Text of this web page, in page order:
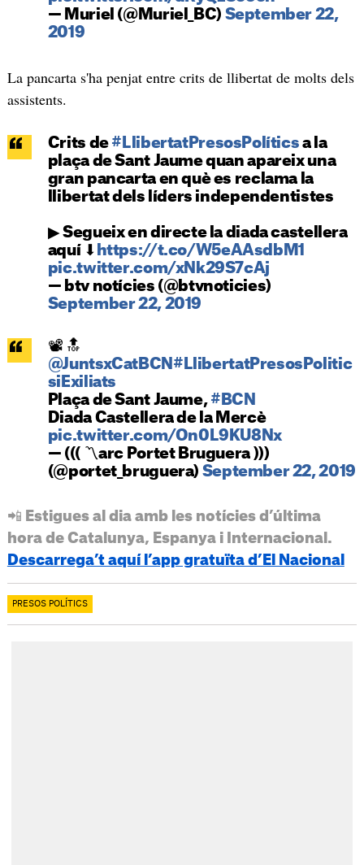
— Muriel (@Muriel_BC) September 22,
2019
La pancarta s'ha penjat entre crits de llibertat de molts dels
assistents.
Crits de #LlibertatPresosPolítics a la
plaça de Sant Jaume quan apareix una
gran pancarta en què es reclama la
llibertat dels líders independentistes
▶ Segueix en directe la diada castellera
aquí ⬇ https://t.co/W5eAAsdbM1
pic.twitter.com/xNk29S7cAj
— btv notícies (@btvnoticies)
September 22, 2019
📽 🔝
@JuntsxCatBCN #LlibertatPresosPolitic
siExiliats
Plaça de Sant Jaume, #BCN
Diada Castellera de la Mercè
pic.twitter.com/On0L9KU8Nx
— ((( 〽️arc Portet Bruguera )))
(@portet_bruguera) September 22, 2019
📲 Estigues al dia amb les notícies d’última
hora de Catalunya, Espanya i Internacional.
Descarrega’t aquí l’app gratuïta d’El Nacional
PRESOS POLÍTICS